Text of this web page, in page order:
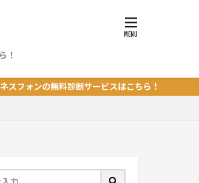
！
無料診断サービスはこちら！